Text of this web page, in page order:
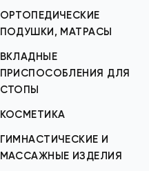
ОРТОПЕДИЧЕСКИЕ
ПОДУШКИ, МАТРАСЫ
ВКЛАДНЫЕ
ПРИСПОСОБЛЕНИЯ ДЛЯ
СТОПЫ
КОСМЕТИКА
ГИМНАСТИЧЕСКИЕ И
МАССАЖНЫЕ ИЗДЕЛИЯ